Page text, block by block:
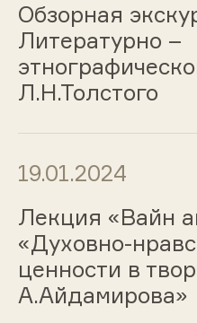
Обзорная
Литературно –
Л.Н.Толстого
19.01.2024
Лекция «Вайн
«Духовно-
ценности в
А.Айдамирова»